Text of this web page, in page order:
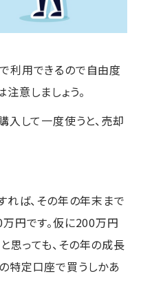
利用できるので自由度
意しましょう。
して一度使うと、売却
ば、その年の年末まで
円です。仮に200万円
思っても、その年の成長
特定口座で買うしかあ